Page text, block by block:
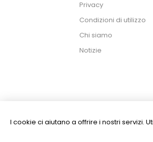
Privacy
Condizioni di utilizzo
Chi siamo
Notizie
I cookie ci aiutano a offrire i nostri servizi.